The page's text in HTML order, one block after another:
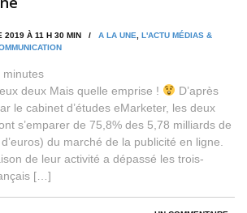
2019 À 11 H 30 MIN / A LA UNE
L'ACTU MÉDIAS &
minutes
deux Mais quelle emprise !
D’après
le cabinet d’études eMarketer, les deux
s’emparer de 75,8% des 5,78 milliards de
du marché de la publicité en ligne.
de leur activité a dépassé les trois-
[…]